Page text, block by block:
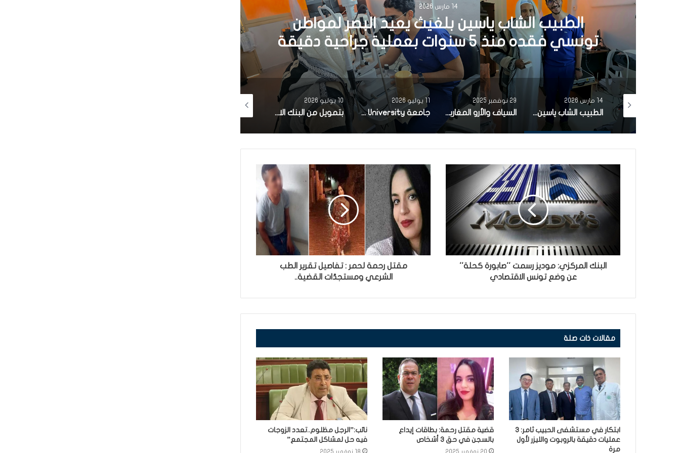
14 مارس 2026
الطبيب الشاب ياسين بلغيث يعيد البصر لمواطن
تونسي فقده منذ 5 سنوات بعملية جراحية دقيقة
14 مارس 2026
الطبيب الشاب ياسين بلغيث يعيد البصر لمواطن تونسي فقده منذ 5 سنوات بعملية جراحية دقيقة
29 نوفمبر 2025
السياف والأرو المغاربي وغزال الدوركاس..نجاح عمليات إعادة توطين الحيوانات الصحراوية المهددة بالانقراض في محمية عين دكوك
11 يوليو 2026
جامعة iTech University الشريك الرسمي للقمة الإفريقية الأولي للذكاء الاصطناعي و الأمن السيبراني
10 يوليو 2026
بتمويل من البنك الاوروبي للاستثمار شركة ‘نقل تونس’ توقّع عقد اقتناء 18 عربة قطار جديدة من الصين لفائدة خط TGM
البنك المركزي: موديز رسمت ''صابورة كحلة''
عن وضع تونس الاقتصادي
مقتل رحمة لحمر : تفاصيل تقرير الطب
الشرعي ومستجدّات القضية..
مقالات ذات صلة
ابتكار في مستشفى الحبيب ثامر: 3
عمليات دقيقة بالروبوت والليزر لأول
مرة
قضية مقتل رحمة: بطاقات إيداع
بالسجن في حق 3 أشخاص
20 نوفمبر 2025
نائب:”الرجل مظلوم..تعدد الزوجات
فيه حل لمشاكل المجتمع”
18 نوفمبر 2025